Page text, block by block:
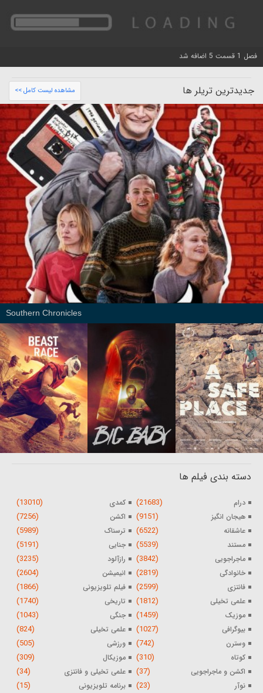
فصل 1 قسمت 5 اضافه شد
جدیدترین تریلر ها مشاهده لیست کامل >>
Southern Chronicles
دسته بندی فیلم ها
درام (21683) کمدی (13010)
هیجان انگیز (9151) اکشن (7256)
عاشقانه (6522) ترسناک (5989)
مستند (5539) جنایی (5191)
ماجراجویی (3842) رازآلود (3235)
خانوادگی (2819) انیمیشن (2604)
فانتزی (2599) فیلم تلویزیونی (1866)
علمی تخیلی (1812) تاریخی (1740)
موزیک (1459) جنگی (1043)
بیوگرافی (1027) علمی تخیلی (824)
وسترن (742) ورزشی (505)
کوتاه (310) موزیکال (309)
اکشن و ماجراجویی (37) علمی تخیلی و فانتزی (34)
نوآر (23) برنامه تلویزیونی (15)